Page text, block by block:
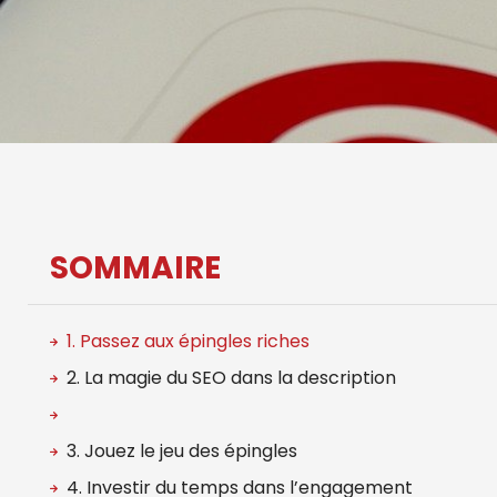
SOMMAIRE
1. Passez aux épingles riches
2. La magie du SEO dans la description
3. Jouez le jeu des épingles
4. Investir du temps dans l’engagement